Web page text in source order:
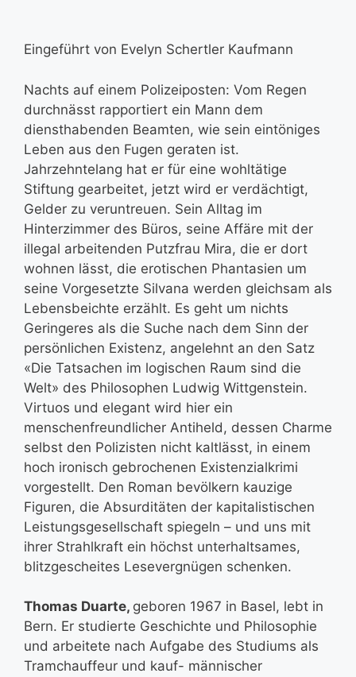
Eingeführt von Evelyn Schertler Kaufmann
Nachts auf einem Polizeiposten: Vom Regen
durchnässt rapportiert ein Mann dem
diensthabenden Beamten, wie sein eintöniges
Leben aus den Fugen geraten ist.
Jahrzehntelang hat er für eine wohltätige
Stiftung gearbeitet, jetzt wird er verdächtigt,
Gelder zu veruntreuen. Sein Alltag im
Hinterzimmer des Büros, seine Affäre mit der
illegal arbeitenden Putzfrau Mira, die er dort
wohnen lässt, die erotischen Phantasien um
seine Vorgesetzte Silvana werden gleichsam als
Lebensbeichte erzählt. Es geht um nichts
Geringeres als die Suche nach dem Sinn der
persönlichen Existenz, angelehnt an den Satz
«Die Tatsachen im logischen Raum sind die
Welt» des Philosophen Ludwig Wittgenstein.
Virtuos und elegant wird hier ein
menschenfreundlicher Antiheld, dessen Charme
selbst den Polizisten nicht kaltlässt, in einem
hoch ironisch gebrochenen Existenzialkrimi
vorgestellt. Den Roman bevölkern kauzige
Figuren, die Absurditäten der kapitalistischen
Leistungsgesellschaft spiegeln – und uns mit
ihrer Strahlkraft ein höchst unterhaltsames,
blitzgescheites Lesevergnügen schenken.
Thomas Duarte, geboren 1967 in Basel, lebt in
Bern. Er studierte Geschichte und Philosophie
und arbeitete nach Aufgabe des Studiums als
Tramchauffeur und kauf- männischer